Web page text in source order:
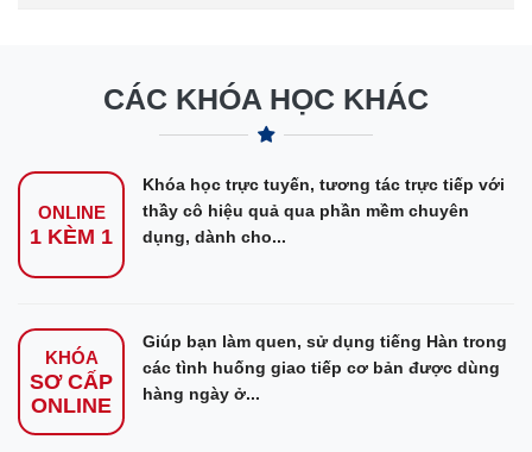
CÁC KHÓA HỌC KHÁC
ONLINE
1 KÈM 1
Khóa học trực tuyến, tương tác trực tiếp với
thầy cô hiệu quả qua phần mềm chuyên
dụng, dành cho...
KHÓA
SƠ CẤP
ONLINE
Giúp bạn làm quen, sử dụng tiếng Hàn trong
các tình huống giao tiếp cơ bản được dùng
hàng ngày ở...